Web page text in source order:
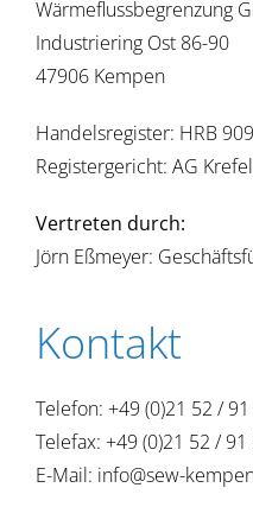
Wärmeflussbegrenzung
Industriering Ost 86-90
47906 Kempen
Handelsregister: HRB
Registergericht: AG
Vertreten durch:
Jörn Eßmeyer:
Kontakt
Telefon: +49 (0)21 52 /
Telefax: +49 (0)21 52 / 91
E-Mail: info@sew-